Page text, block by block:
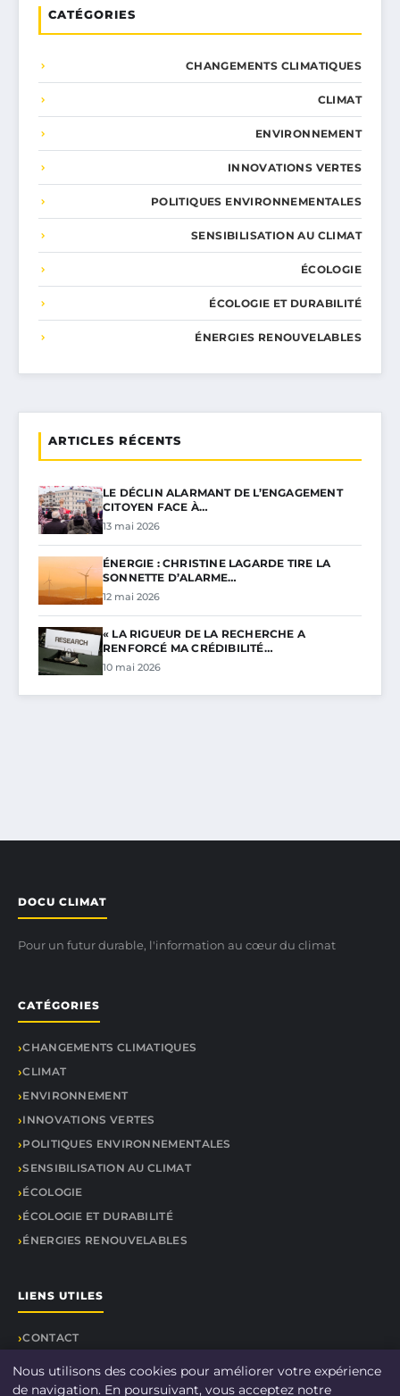
CATÉGORIES
CHANGEMENTS CLIMATIQUES
CLIMAT
ENVIRONNEMENT
INNOVATIONS VERTES
POLITIQUES ENVIRONNEMENTALES
SENSIBILISATION AU CLIMAT
ÉCOLOGIE
ÉCOLOGIE ET DURABILITÉ
ÉNERGIES RENOUVELABLES
ARTICLES RÉCENTS
LE DÉCLIN ALARMANT DE L’ENGAGEMENT
CITOYEN FACE À…
13 mai 2026
ÉNERGIE : CHRISTINE LAGARDE TIRE LA
SONNETTE D’ALARME…
12 mai 2026
« LA RIGUEUR DE LA RECHERCHE A
RENFORCÉ MA CRÉDIBILITÉ…
10 mai 2026
DOCU CLIMAT
Pour un futur durable, l'information au cœur du climat
CATÉGORIES
CHANGEMENTS CLIMATIQUES
CLIMAT
ENVIRONNEMENT
INNOVATIONS VERTES
POLITIQUES ENVIRONNEMENTALES
SENSIBILISATION AU CLIMAT
ÉCOLOGIE
ÉCOLOGIE ET DURABILITÉ
ÉNERGIES RENOUVELABLES
LIENS UTILES
CONTACT
Nous utilisons des cookies pour améliorer votre expérience
de navigation. En poursuivant, vous acceptez notre